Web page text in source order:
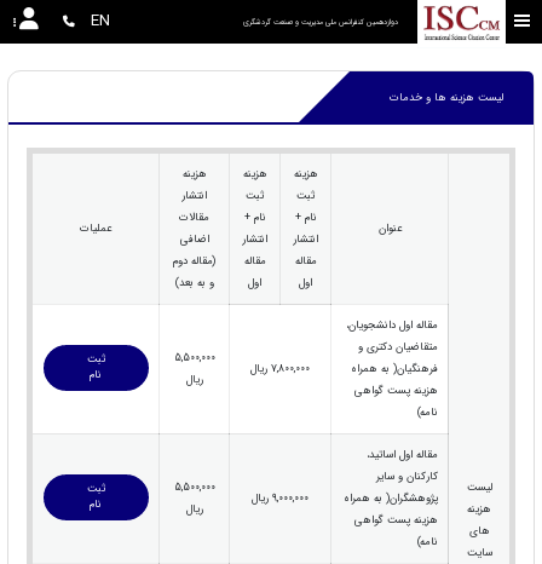
دوازدهمین کنفرانس ملی مدیریت و صنعت گردشگری EN
لیست هزینه ها و خدمات
لیست
هزینه
های
سایت
عنوان
هزینه
ثبت
نام +
انتشار
مقاله
اول
هزینه
ثبت
نام +
انتشار
مقاله
اول
هزینه
انتشار
مقالات
اضافی
(مقاله دوم
و به بعد)
عملیات
مقاله اول دانشجویان،
متقاضیان دکتری و
فرهنگیان( به همراه
هزینه پست گواهی
نامه)
7,800,000 ریال
5,500,000
ریال
ثبت
نام
مقاله اول اساتید،
کارکنان و سایر
پژوهشگران( به همراه
هزینه پست گواهی
نامه)
9,000,000 ریال
5,500,000
ریال
ثبت
نام